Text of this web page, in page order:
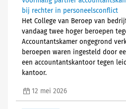
bij rechter in personeelsconflict
Het College van Beroep van
vandaag twee hoger beroepen
Accountantskamer ongegrond
beroepen waren ingesteld door
een accountantskantoor tegen
kantoor.
12 mei 2026